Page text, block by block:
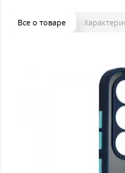
Все о товаре